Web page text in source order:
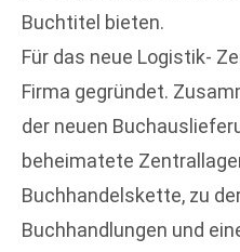
Buchtitel bieten.
Für das neue Logistik-
Firma gegründet.
der neuen
beheimatete
Buchhandelskette, zu
Buchhandlungen und